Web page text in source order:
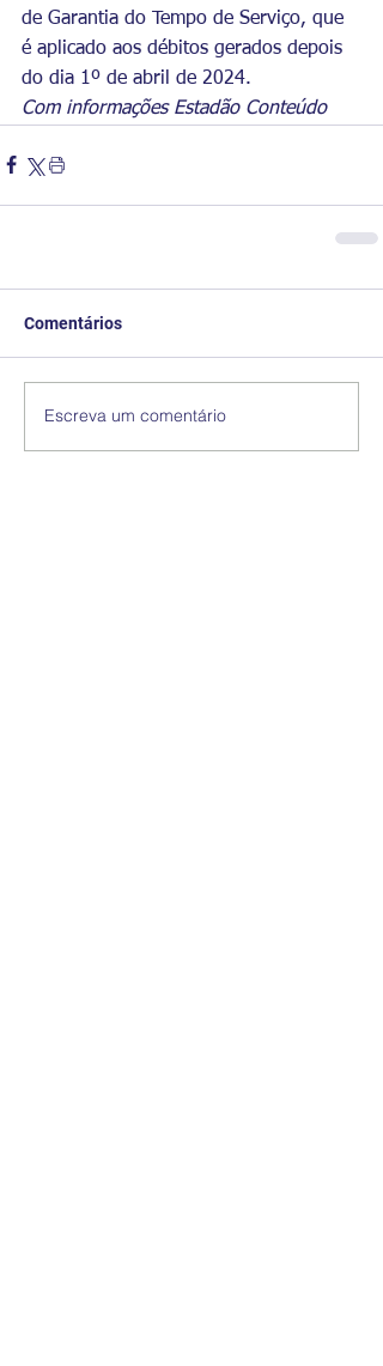
de Garantia do Tempo de Serviço, que
é aplicado aos débitos gerados depois
do dia 1º de abril de 2024.
Com informações Estadão Conteúdo
Comentários
Escreva um comentário